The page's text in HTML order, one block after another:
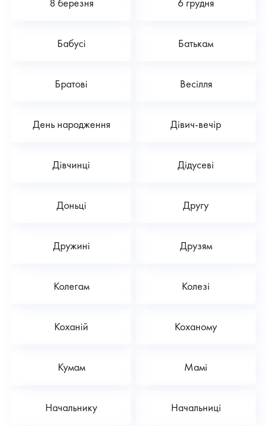
8 березня 6 грудня
Бабусі Батькам
Братові Весілля
День народження Дівич-вечір
Дівчинці Дідусеві
Доньці Другу
Дружині Друзям
Колегам Колезі
Коханій Коханому
Кумам Мамі
Начальнику Начальниці